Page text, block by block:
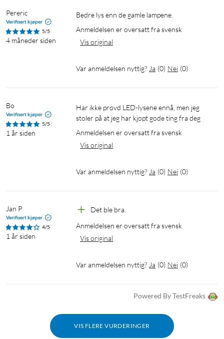
Pereric
Verifisert kjøper
5/5
4 måneder siden
Bedre lys enn de gamle lampene.
Anmeldelsen er oversatt fra svensk
Vis original
Var anmeldelsen nyttig? Ja (0) Nei (0)
Bo
Verifisert kjøper
5/5
1 år siden
Har ikke prøvd LED-lysene ennå, men jeg
stoler på at jeg har kjøpt gode ting fra deg
Anmeldelsen er oversatt fra svensk
Vis original
Var anmeldelsen nyttig? Ja (0) Nei (0)
Jan P
Verifisert kjøper
4/5
1 år siden
Det ble bra.
Anmeldelsen er oversatt fra svensk
Vis original
Var anmeldelsen nyttig? Ja (0) Nei (0)
Powered By TestFreaks
VIS FLERE VURDERINGER